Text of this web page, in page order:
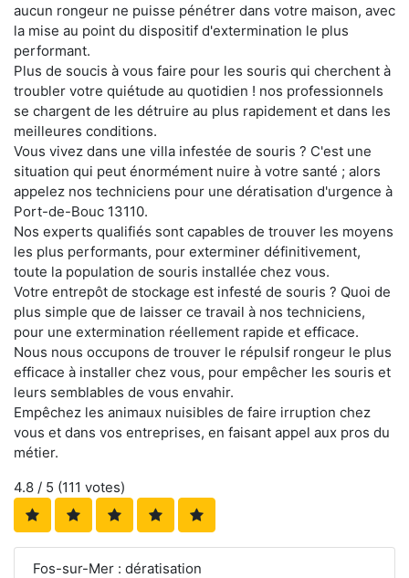
aucun rongeur ne puisse pénétrer dans votre maison, avec
la mise au point du dispositif d'extermination le plus
performant.
Plus de soucis à vous faire pour les souris qui cherchent à
troubler votre quiétude au quotidien ! nos professionnels
se chargent de les détruire au plus rapidement et dans les
meilleures conditions.
Vous vivez dans une villa infestée de souris ? C'est une
situation qui peut énormément nuire à votre santé ; alors
appelez nos techniciens pour une dératisation d'urgence à
Port-de-Bouc 13110.
Nos experts qualifiés sont capables de trouver les moyens
les plus performants, pour exterminer définitivement,
toute la population de souris installée chez vous.
Votre entrepôt de stockage est infesté de souris ? Quoi de
plus simple que de laisser ce travail à nos techniciens,
pour une extermination réellement rapide et efficace.
Nous nous occupons de trouver le répulsif rongeur le plus
efficace à installer chez vous, pour empêcher les souris et
leurs semblables de vous envahir.
Empêchez les animaux nuisibles de faire irruption chez
vous et dans vos entreprises, en faisant appel aux pros du
métier.
4.8 / 5 (111 votes)
Fos-sur-Mer : dératisation